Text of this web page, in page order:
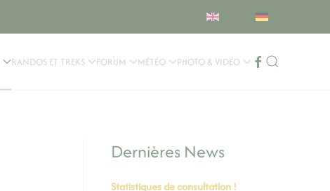
RANDOS ET TREKS FORUM MÉTÉO PHOTO & VIDÉO
Dernières News
Statistiques de consultation !